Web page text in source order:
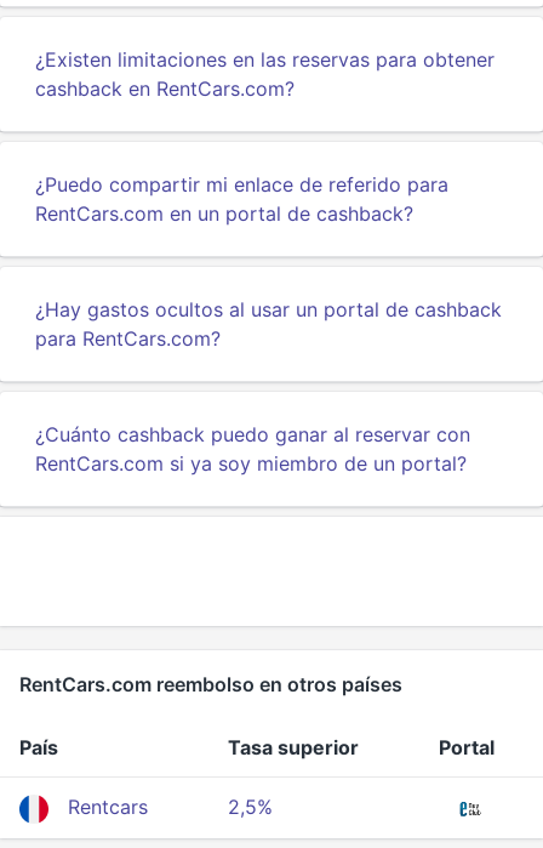
¿Existen limitaciones en las reservas para obtener
cashback en RentCars.com?
¿Puedo compartir mi enlace de referido para
RentCars.com en un portal de cashback?
¿Hay gastos ocultos al usar un portal de cashback
para RentCars.com?
¿Cuánto cashback puedo ganar al reservar con
RentCars.com si ya soy miembro de un portal?
RentCars.com reembolso en otros países
País Tasa superior Portal
Rentcars 2,5%